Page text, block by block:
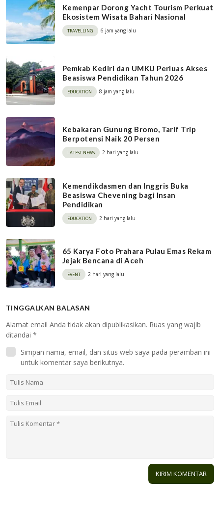
Kemenpar Dorong Yacht Tourism Perkuat
Ekosistem Wisata Bahari Nasional
TRAVELLING 6 jam yang lalu
Pemkab Kediri dan UMKU Perluas Akses
Beasiswa Pendidikan Tahun 2026
EDUCATION 8 jam yang lalu
Kebakaran Gunung Bromo, Tarif Trip
Berpotensi Naik 20 Persen
LATEST NEWS 2 hari yang lalu
Kemendikdasmen dan Inggris Buka
Beasiswa Chevening bagi Insan
Pendidikan
EDUCATION 2 hari yang lalu
65 Karya Foto Prahara Pulau Emas Rekam
Jejak Bencana di Aceh
EVENT 2 hari yang lalu
TINGGALKAN BALASAN
Alamat email Anda tidak akan dipublikasikan. Ruas yang wajib
ditandai *
Simpan nama, email, dan situs web saya pada peramban ini
untuk komentar saya berikutnya.